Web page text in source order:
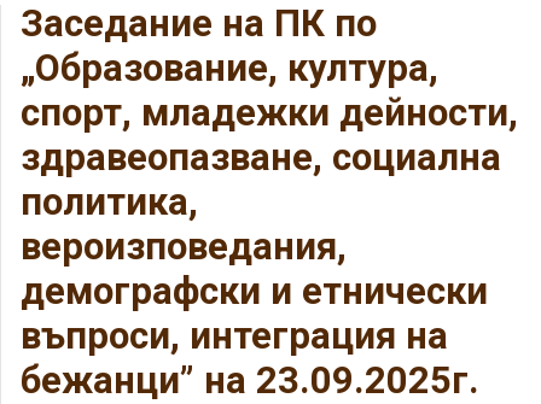
Заседание на ПК по
„Образование, култура,
спорт, младежки дейности,
здравеопазване, социална
политика,
вероизповедания,
демографски и етнически
въпроси, интеграция на
бежанци” на 23.09.2025г.